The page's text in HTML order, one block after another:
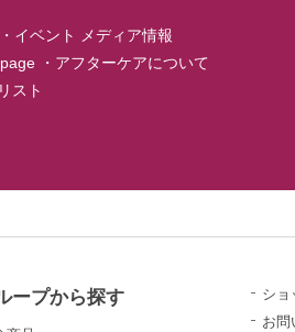
・ イベント メディア情報
・ アフターケアについて
スト
ープから探す
ショ
お問